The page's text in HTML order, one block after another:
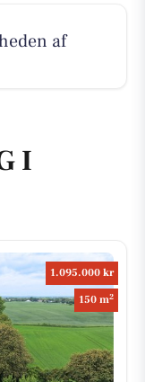
af
I
1.095.000 kr
150 m2